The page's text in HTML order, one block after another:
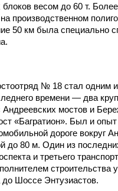
весом до 60 т.
производственном
50 км была специально
№ 18 стал
времени — два
мостов и
«Багратион». Был и
дороге вокруг
до 80 м. Один из
и третьего
строительства
до Шоссе Энтузиастов.